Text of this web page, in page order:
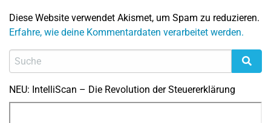
Diese Website verwendet Akismet, um Spam zu reduzieren.
Erfahre, wie deine Kommentardaten verarbeitet werden.
NEU: IntelliScan – Die Revolution der Steuererklärung